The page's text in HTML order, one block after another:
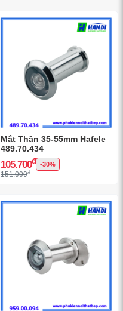
Mắt Thần 35-55mm Hafele
489.70.434
105.700đ -30%
151.000đ